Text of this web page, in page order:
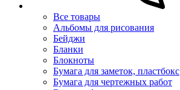
Все товары
Альбомы для рисования
Бейджи
Бланки
Блокноты
Бумага для заметок, пластбокс
Бумага для чертежных работ